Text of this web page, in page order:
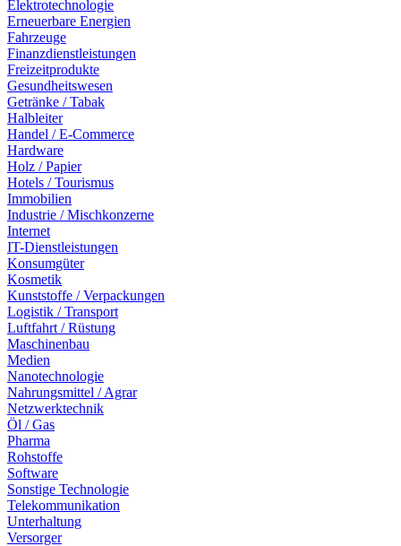
Elektrotechnologie
Erneuerbare Energien
Fahrzeuge
Finanzdienstleistungen
Freizeitprodukte
Gesundheitswesen
Getränke / Tabak
Halbleiter
Handel / E-Commerce
Hardware
Holz / Papier
Hotels / Tourismus
Immobilien
Industrie / Mischkonzerne
Internet
IT-Dienstleistungen
Konsumgüter
Kosmetik
Kunststoffe / Verpackungen
Logistik / Transport
Luftfahrt / Rüstung
Maschinenbau
Medien
Nanotechnologie
Nahrungsmittel / Agrar
Netzwerktechnik
Öl / Gas
Pharma
Rohstoffe
Software
Sonstige Technologie
Telekommunikation
Unterhaltung
Versorger